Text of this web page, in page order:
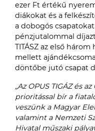
ezer Ft értékű
diákokat és a
a dobogós
pénzjutalommal
TITÁSZ az első
mellett
döntőbe jutó csapat
„Az OPUS TIGÁZ és
prioritással bír a
veszünk a Magyar
valamint a Nemzeti
Hivatal műszaki